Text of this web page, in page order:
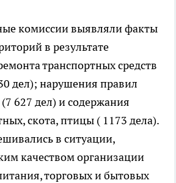
комиссии выявляли факты
в результате
транспортных средств
дел); нарушения правил
(7 627 дел) и содержания
скота, птицы ( 1173 дела).
в ситуации,
качеством организации
торговых и бытовых